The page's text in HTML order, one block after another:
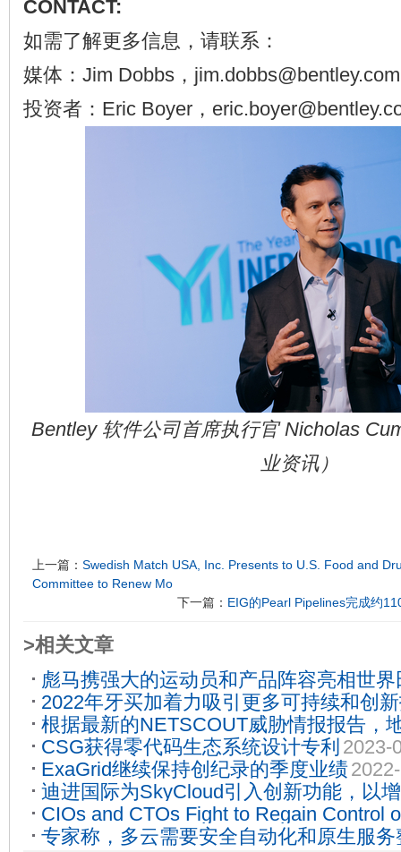
CONTACT:
如需了解更多信息，请联系：
媒体：Jim Dobbs，jim.dobbs@bentley.com
投资者：Eric Boyer，
Bentley 软件公司首席执行官 Nicholas
业资讯）
上一篇： Swedish Match USA, Inc. Presents to U.S. Food and
Committee to Renew Mo
下一篇： EIG的Pearl Pipelines完成约
>相关文章
彪马携强大的运动员和产品阵容亮相世
扬“Forever Faster”精神 2022-07-18
2022年牙买加着力吸引更多可持续和创
根据最新的NETSCOUT威胁情报报告，
发了大量的DDoS攻击2024-04-26
CSG获得零代码生态系统设计专利 2023-
ExaGrid继续保持创纪录的季度业绩
迪进国际为SkyCloud引入创新功能，以
案 2023-06-04
CIOs and CTOs Fight to Regain Control
from Software Vendors, According to
专家称，多云需要安全自动化和原生服务